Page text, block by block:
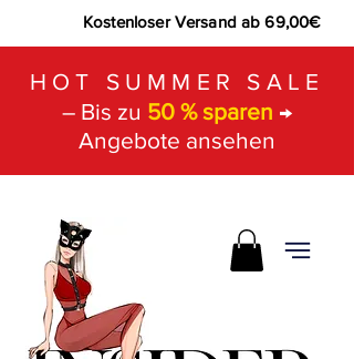
Kostenloser Versand ab 69,00€
HOT SUMMER SALE
– Bis zu 50 % sparen →
Angebote ansehen